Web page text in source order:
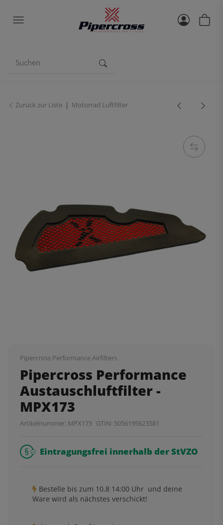
Zurück zur Liste Motorrad Luftfilter
Pipercross Performance Airfilters
Pipercross Performance
Austauschluftfilter -
MPX173
Artikelnummer: MPX173 GTIN: 5056195623581
Eintragungsfrei innerhalb der StVZO
Bestelle bis zum 10.8 14:00 Uhr und deine
Ware wird als nächstes verschickt!